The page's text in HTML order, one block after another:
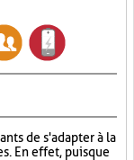
de s'adapter à la
En effet, puisque